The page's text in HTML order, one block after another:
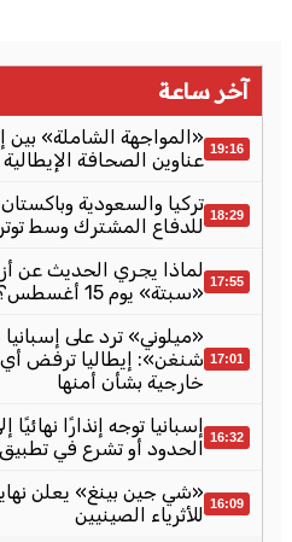
آخر ساعة
19:16 «المواجهة الشاملة» بين
عناوين الصحافة الإيطالية
18:29 تركيا والسعودية
للدفاع المشترك وسط
17:55 لماذا يجري الحديث عن
«سبتة» يوم 15 أغسطس؟
17:01
«ميلوني» ترد على
شنغن»: إيطاليا ترفض أي
خارجية بشأن أمنها
16:32 إسبانيا توجه إنذارًا نهائيًا
الحدود أو تشرع في
16:09 «شي جين بينغ» يعلن
للأثرياء الصينيين